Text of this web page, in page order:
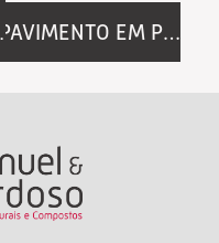
PAVIMENTO EM PEDRA NATURAL